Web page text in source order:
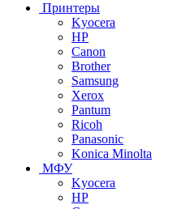
Принтеры
Kyocera
HP
Canon
Brother
Samsung
Xerox
Pantum
Ricoh
Panasonic
Konica Minolta
МФУ
Kyocera
HP